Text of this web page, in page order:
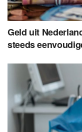
Geld uit
steeds